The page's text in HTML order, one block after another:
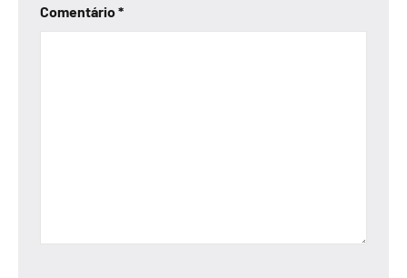
Comentário*